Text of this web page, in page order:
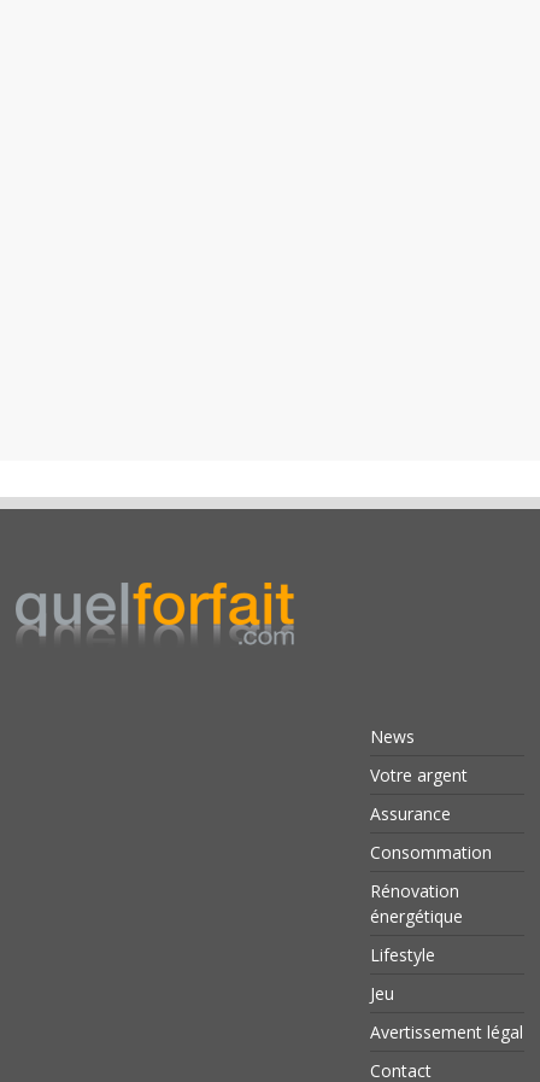
News
Votre argent
Assurance
Consommation
Rénovation
énergétique
Lifestyle
Jeu
Avertissement légal
Contact